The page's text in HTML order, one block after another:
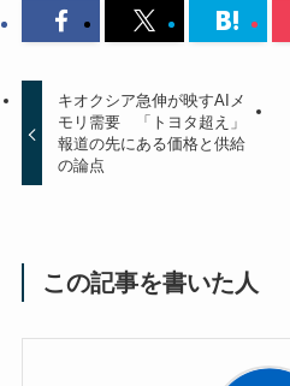
キオクシア急伸が映すAIメ
モリ需要 「トヨタ超え」
報道の先にある価格と供給
の論点
この記事を書いた人